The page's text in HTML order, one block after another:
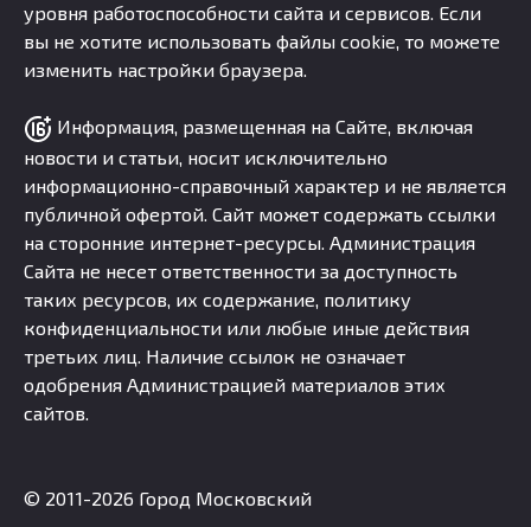
уровня работоспособности сайта и сервисов. Если
вы не хотите использовать файлы cookie, то можете
изменить настройки браузера.
Информация, размещенная на Сайте, включая
новости и статьи, носит исключительно
информационно-справочный характер и не является
публичной офертой. Сайт может содержать ссылки
на сторонние интернет-ресурсы. Администрация
Сайта не несет ответственности за доступность
таких ресурсов, их содержание, политику
конфиденциальности или любые иные действия
третьих лиц. Наличие ссылок не означает
одобрения Администрацией материалов этих
сайтов.
© 2011-2026 Город Московский